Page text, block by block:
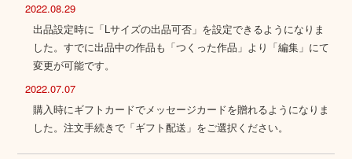
2022.08.29
出品設定時に「Lサイズの出品可否」を設定できるようになりま
した。すでに出品中の作品も「つくった作品」より「編集」にて
変更が可能です。
2022.07.07
購入時にギフトカードでメッセージカードを贈れるようになりま
した。注文手続きで「ギフト配送」をご選択ください。